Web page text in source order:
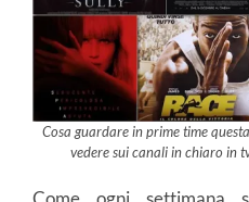
Cosa guardare in prime time
vedere sui canali in chiaro in